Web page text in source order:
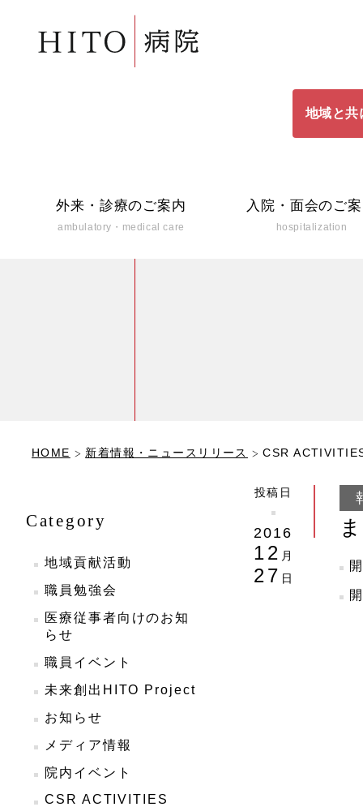
地域と
外来・診療のご案内
ambulatory・medical care
入院・面会のご
hospitalization
HOME 新着情報・ニュースリリース CSR
Category
地域貢献活動
職員勉強会
医療従事者向けのお知
らせ
職員イベント
未来創出HITO Project
お知らせ
メディア情報
院内イベント
CSR ACTIVITIES
投稿日
2016
12 月
27 日